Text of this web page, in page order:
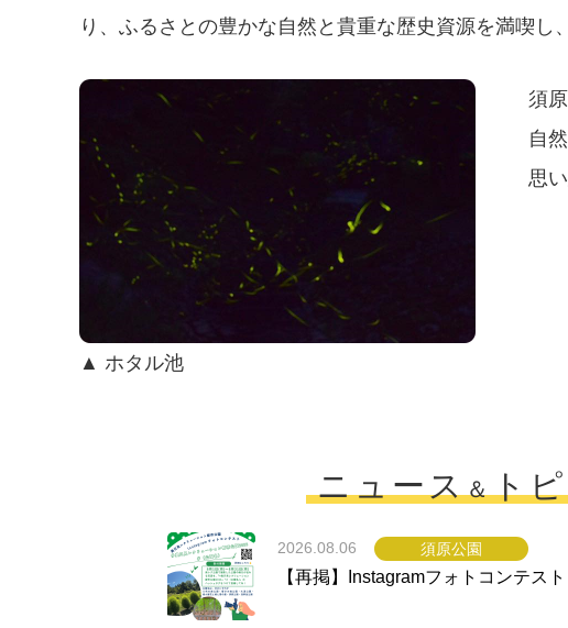
り、ふるさとの豊かな自然と貴重な歴史資源を満喫し
須
自
思
▲ ホタル池
ニュース＆ト
2026.08.06 須原公園
【再掲】Instagramフォトコンテス